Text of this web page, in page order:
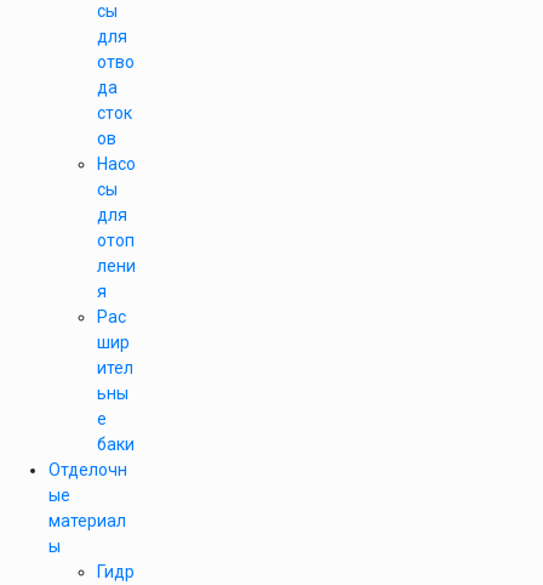
сы
для
отво
да
сток
ов
Насо
сы
для
отоп
лени
я
Рас
шир
ител
ьны
е
баки
Отделочн
ые
материал
ы
Гидр